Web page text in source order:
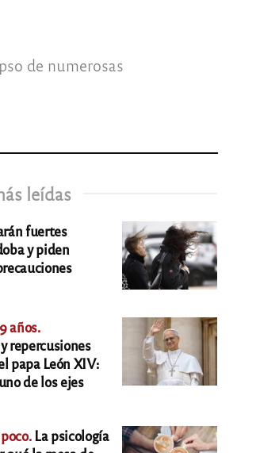
de numerosas
leídas
fuertes
y piden
años.
repercusiones
papa León XIV:
de los ejes
La psicología